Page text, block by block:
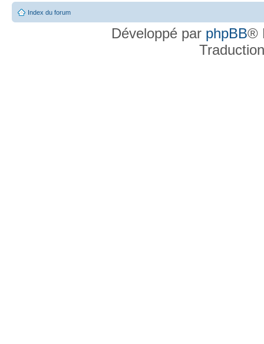
Index du forum
Développé par phpBB®